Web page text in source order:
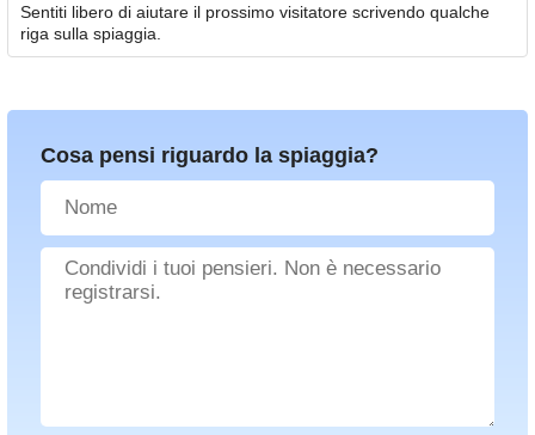
Sentiti libero di aiutare il prossimo visitatore scrivendo qualche
riga sulla spiaggia.
Cosa pensi riguardo la spiaggia?